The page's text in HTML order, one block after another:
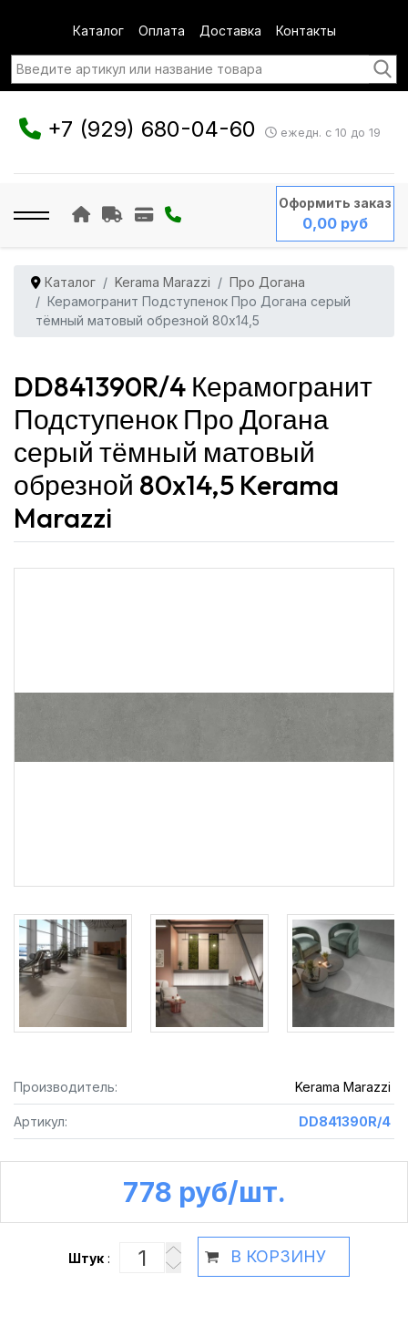
Каталог Оплата Доставка Контакты
+7 (929) 680-04-60 ежедн. с 10 до 19
Оформить заказ
0,00 руб
Каталог Kerama Marazzi
Про Догана
Керамогранит Подступенок Про Догана серый
тёмный матовый обрезной 80x14,5
DD841390R/4 Керамогранит
Подступенок Про Догана
серый тёмный матовый
обрезной 80x14,5 Kerama
Marazzi
Производитель: Kerama Marazzi
Артикул: DD841390R/4
778 руб /шт.
Штук: В КОРЗИНУ